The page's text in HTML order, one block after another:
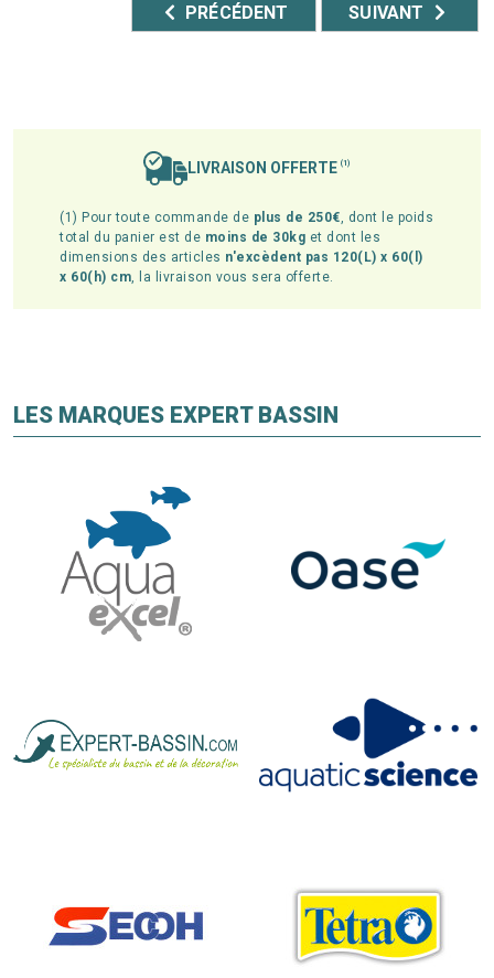
PRÉCÉDENT SUIVANT
LIVRAISON OFFERTE (1)
(1) Pour toute commande de plus de 250€, dont le poids
total du panier est de moins de 30kg et dont les
dimensions des articles n'excèdent pas 120(L) x 60(l)
x 60(h) cm, la livraison vous sera offerte.
LES MARQUES EXPERT BASSIN